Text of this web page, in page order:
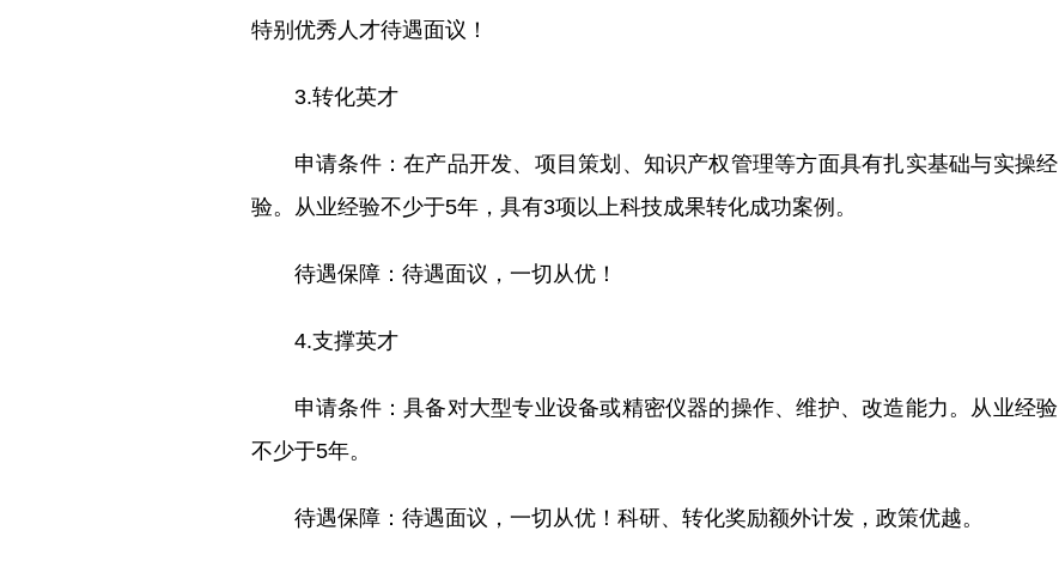
特别优秀人才待遇面议！
3.转化英才
申请条件：在产品开发、项目策划、知识产权管理等方面具有扎实基础与实操经
验。从业经验不少于5年，具有3项以上科技成果转化成功案例。
待遇保障：待遇面议，一切从优！
4.支撑英才
申请条件：具备对大型专业设备或精密仪器的操作、维护、改造能力。从业经验
不少于5年。
待遇保障：待遇面议，一切从优！科研、转化奖励额外计发，政策优越。